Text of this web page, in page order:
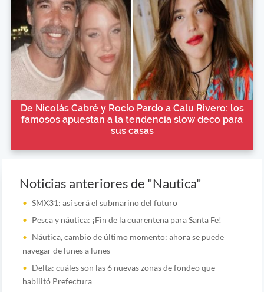
De Nicolás Cabré y Rocío Pardo a Calu Rivero: los
famosos apuestan a la tendencia slow deco para
sus casas
Noticias anteriores de "Nautica"
SMX31: así será el submarino del futuro
Pesca y náutica: ¡Fin de la cuarentena para Santa Fe!
Náutica, cambio de último momento: ahora se puede
navegar de lunes a lunes
Delta: cuáles son las 6 nuevas zonas de fondeo que
habilitó Prefectura